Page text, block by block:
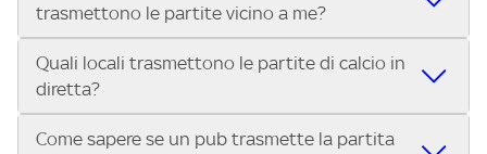
trasmettono le partite vicino a me?
Se cerchi un bar, pub, ristorante o locale vicino a te per
vedere le partite di Serie A ENILIVE, la Serie C Sky Wifi, la
UEFA Champions League, la UEFA Europa League, la UEFA
Conference League, il Tennis, la Formula 1®, la MotoGP™ e
Quali locali trasmettono le partite di calcio in
diretta?
Vuoi sapere quali bar, pub o ristoranti mostrano le partite
Come sapere se un pub trasmette la partita